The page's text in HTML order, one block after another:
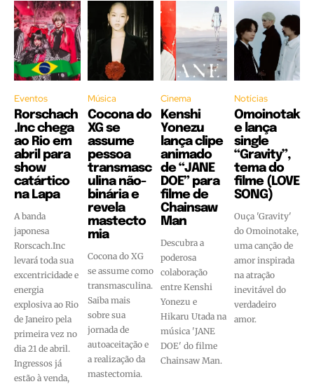
Eventos
Rorschach
.Inc chega
ao Rio em
abril para
show
catártico
na Lapa
A banda
japonesa
Rorscach.Inc
levará toda sua
excentricidade e
energia
explosiva ao Rio
de Janeiro pela
primeira vez no
dia 21 de abril.
Ingressos já
estão à venda,
Música
Cocona do
XG se
assume
pessoa
transmasc
ulina não-
binária e
revela
mastecto
mia
Cocona do XG
se assume como
transmasculina.
Saiba mais
sobre sua
jornada de
autoaceitação e
a realização da
mastectomia.
Cinema
Kenshi
Yonezu
lança clipe
animado
de “JANE
DOE” para
filme de
Chainsaw
Man
Descubra a
poderosa
colaboração
entre Kenshi
Yonezu e
Hikaru Utada na
música 'JANE
DOE' do filme
Chainsaw Man.
Notícias
Omoinotak
e lança
single
“Gravity”,
tema do
filme (LOVE
SONG)
Ouça 'Gravity'
do Omoinotake,
uma canção de
amor inspirada
na atração
inevitável do
verdadeiro
amor.